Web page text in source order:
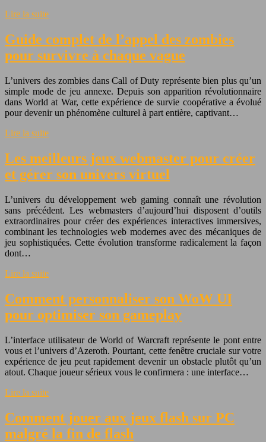
Lire la suite
Guide complet de l’appel des zombies
pour survivre à chaque vague
L’univers des zombies dans Call of Duty représente bien plus qu’un
simple mode de jeu annexe. Depuis son apparition révolutionnaire
dans World at War, cette expérience de survie coopérative a évolué
pour devenir un phénomène culturel à part entière, captivant…
Lire la suite
Les meilleurs jeux webmaster pour créer
et gérer son univers virtuel
L’univers du développement web gaming connaît une révolution
sans précédent. Les webmasters d’aujourd’hui disposent d’outils
extraordinaires pour créer des expériences interactives immersives,
combinant les technologies web modernes avec des mécaniques de
jeu sophistiquées. Cette évolution transforme radicalement la façon
dont…
Lire la suite
Comment personnaliser son WoW UI
pour optimiser son gameplay
L’interface utilisateur de World of Warcraft représente le pont entre
vous et l’univers d’Azeroth. Pourtant, cette fenêtre cruciale sur votre
expérience de jeu peut rapidement devenir un obstacle plutôt qu’un
atout. Chaque joueur sérieux vous le confirmera : une interface…
Lire la suite
Comment jouer aux jeux flash sur PC
malgré la fin de flash